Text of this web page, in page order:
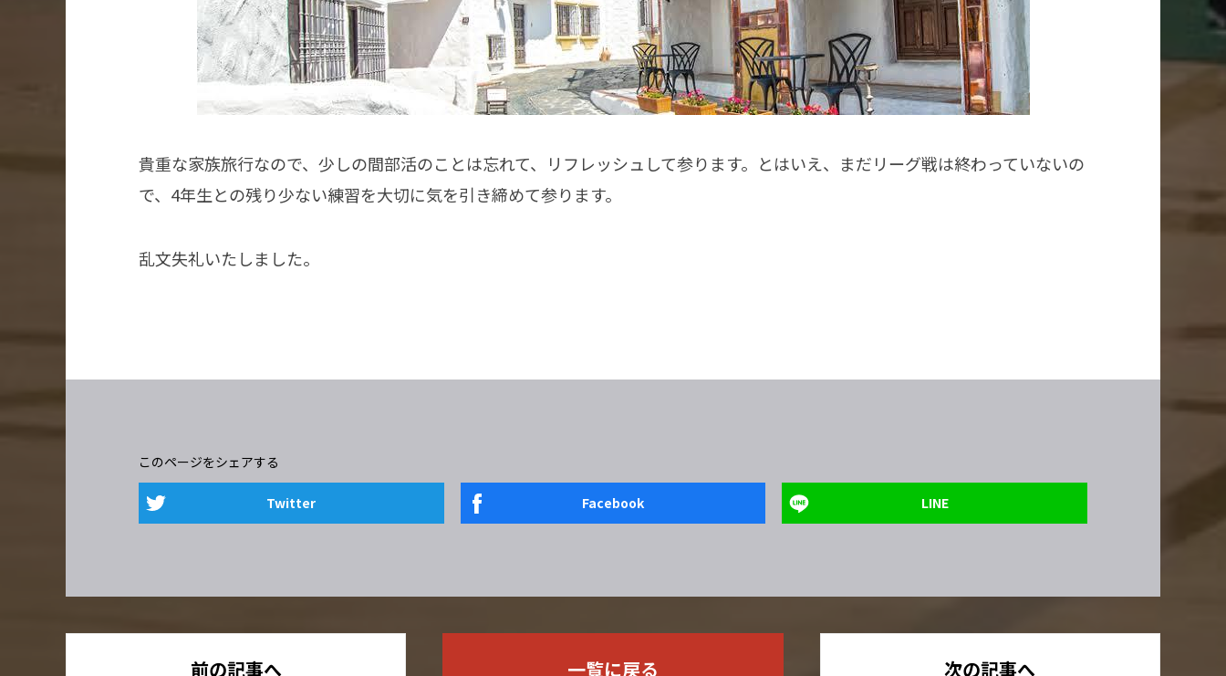
貴重な家族旅行なので、少しの間部活のことは忘れて、リフレッシュして参ります。とはいえ、まだリーグ戦は終わっていないの
で、4年生との残り少ない練習を大切に気を引き締めて参ります。
乱文失礼いたしました。
このページをシェアする
Twitter Facebook LINE
前の記事へ 一覧に戻る 次の記事へ